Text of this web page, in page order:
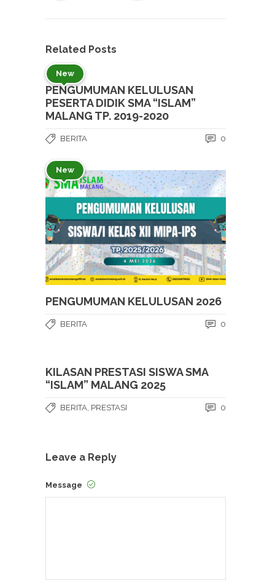
Related Posts
New
PENGUMUMAN KELULUSAN
PESERTA DIDIK SMA “ISLAM”
MALANG TP. 2019-2020
BERITA 0
New
PENGUMUMAN KELULUSAN 2026
BERITA 0
KILASAN PRESTASI SISWA SMA
“ISLAM” MALANG 2025
BERITA, PRESTASI 0
Leave a Reply
Message